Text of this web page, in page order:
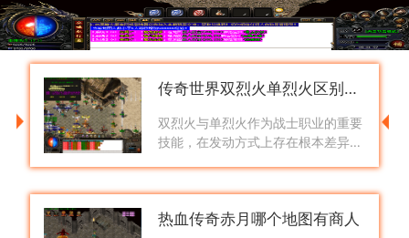
传奇世界双烈火单烈火区别是什么
双烈火与单烈火作为战士职业的重要
技能，在发动方式上存在根本差异。
则是一次性只释放一个烈火球进行单
体
热血传奇赤月哪个地图有商人